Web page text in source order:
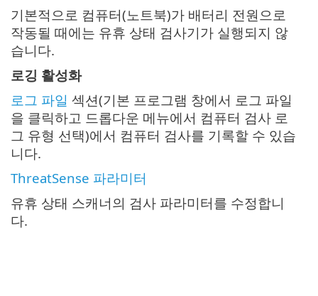
기본적으로 컴퓨터(노트북)가 배터리 전원으로
작동될 때에는 유휴 상태 검사기가 실행되지 않
습니다.
로깅 활성화
로그 파일 섹션(기본 프로그램 창에서 로그 파일
을 클릭하고 드롭다운 메뉴에서 컴퓨터 검사 로
그 유형 선택)에서 컴퓨터 검사를 기록할 수 있습
니다.
ThreatSense 파라미터
유휴 상태 스캐너의 검사 파라미터를 수정합니
다.